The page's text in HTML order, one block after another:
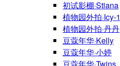
初试影棚·Stiana
植物园外拍·Icy-1
植物园外拍·丹丹
豆蔻年华·Kelly
豆蔻年华·小婷